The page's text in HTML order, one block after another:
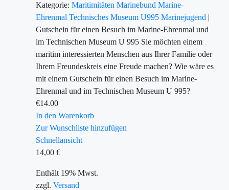
Kategorie: Maritimitäten Marinebund Marine-
Ehrenmal Technisches Museum U995 Marinejugend |
Gutschein für einen Besuch im Marine-Ehrenmal und
im Technischen Museum U 995 Sie möchten einem
maritim interessierten Menschen aus Ihrer Familie oder
Ihrem Freundeskreis eine Freude machen? Wie wäre es
mit einem Gutschein für einen Besuch im Marine-
Ehrenmal und im Technischen Museum U 995?
€14.00
In den Warenkorb
Zur Wunschliste hinzufügen
Schnellansicht
14,00 €
Enthält 19% Mwst.
zzgl. Versand